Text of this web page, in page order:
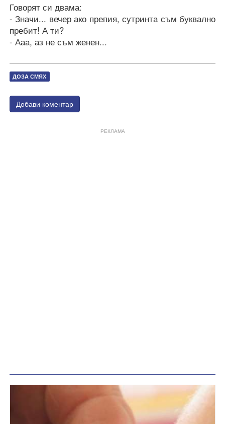
Говорят си двама:
- Значи... вечер ако препия, сутринта съм буквално
пребит! А ти?
- Ааа, аз не съм женен...
ДОЗА СМЯХ
Добави коментар
РЕКЛАМА